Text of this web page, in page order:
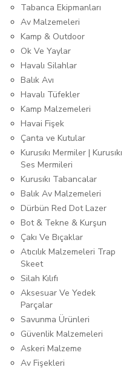
Tabanca Ekipmanları
Av Malzemeleri
Kamp & Outdoor
Ok Ve Yaylar
Havalı Silahlar
Balık Avı
Havalı Tüfekler
Kamp Malzemeleri
Havai Fişek
Çanta ve Kutular
Kurusıkı Mermiler | Kurusıkı
Ses Mermileri
Kurusıkı Tabancalar
Balık Av Malzemeleri
Dürbün Red Dot Lazer
Bot & Tekne & Kurşun
Çakı Ve Bıçaklar
Atıcılık Malzemeleri Trap
Skeet
Silah Kılıfı
Aksesuar Ve Yedek
Parçalar
Savunma Ürünleri
Güvenlik Malzemeleri
Askeri Malzeme
Av Fişekleri